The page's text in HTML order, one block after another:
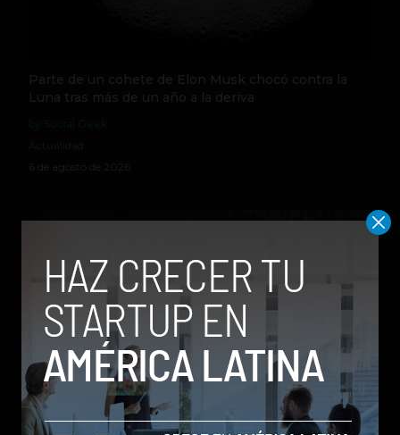
Parte de un cohete de Elon Musk chocó contra la
Luna tras más de un año a la deriva
6 de agosto de 2026
Qwen 3.8-Max, la nueva IA de Alibaba que desafía a
los modelos más poderosos